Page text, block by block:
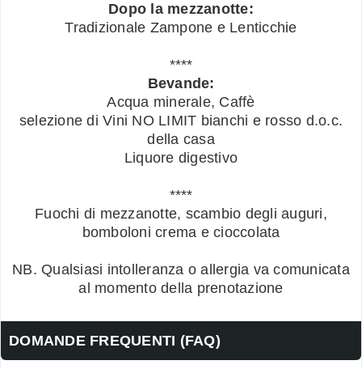
Dopo la mezzanotte:
Tradizionale Zampone e Lenticchie
****
Bevande:
Acqua minerale, Caffè
selezione di Vini NO LIMIT bianchi e rosso d.o.c.
della casa
Liquore digestivo
****
Fuochi di mezzanotte, scambio degli auguri,
bomboloni crema e cioccolata
NB. Qualsiasi intolleranza o allergia va comunicata
al momento della prenotazione
DOMANDE FREQUENTI (FAQ)